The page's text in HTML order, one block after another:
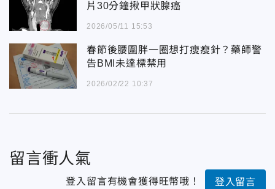
片30分鐘揪甲狀腺癌
2026/05/11 15:53
春節後腰圍胖一圈想打瘦瘦針？藥師警
告BMI未達標禁用
2026/02/22 10:37
留言衝人氣
登入留言有機會獲得旺幣哦！ 登入留言